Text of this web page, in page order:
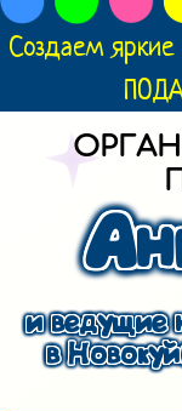
Создаем
и ведущие
в